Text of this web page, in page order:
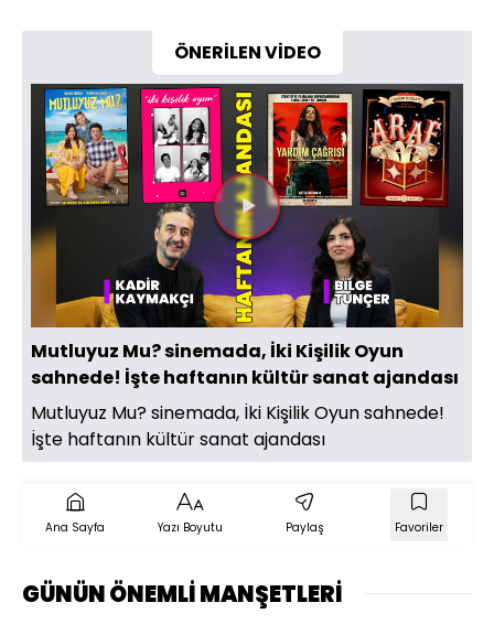
ÖNERİLEN VİDEO
Videoyu
Oynat
Mutluyuz Mu? sinemada, İki Kişilik Oyun
sahnede! İşte haftanın kültür sanat ajandası
Mutluyuz Mu? sinemada, İki Kişilik Oyun sahnede!
İşte haftanın kültür sanat ajandası
Ana Sayfa Yazı Boyutu Paylaş Favoriler
GÜNÜN ÖNEMLİ MANŞETLERİ